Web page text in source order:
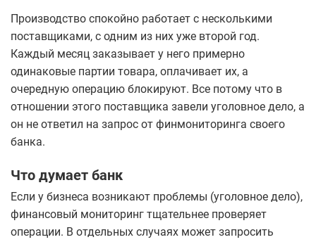
Производство спокойно работает с несколькими
поставщиками, с одним из них уже второй год.
Каждый месяц заказывает у него примерно
одинаковые партии товара, оплачивает их, а
очередную операцию блокируют. Все потому что в
отношении этого поставщика завели уголовное дело, а
он не ответил на запрос от финмониторинга своего
банка.
Что думает банк
Если у бизнеса возникают проблемы (уголовное дело),
финансовый мониторинг тщательнее проверяет
операции. В отдельных случаях может запросить